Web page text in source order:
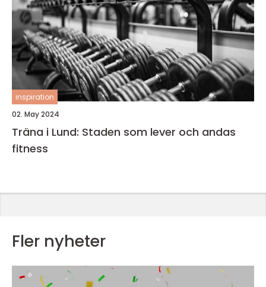
inspiration
02. May 2024
Träna i Lund: Staden som lever och andas
fitness
Fler nyheter